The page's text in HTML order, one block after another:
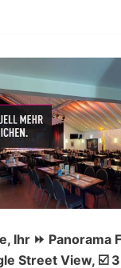
Ihr ⏩ Panorama
Street View, ☑️